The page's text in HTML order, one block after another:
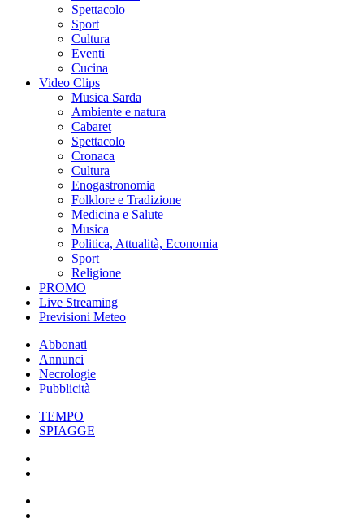
Spettacolo
Sport
Cultura
Eventi
Cucina
Video Clips
Musica Sarda
Ambiente e natura
Cabaret
Spettacolo
Cronaca
Cultura
Enogastronomia
Folklore e Tradizione
Medicina e Salute
Musica
Politica, Attualità, Economia
Sport
Religione
PROMO
Live Streaming
Previsioni Meteo
Abbonati
Annunci
Necrologie
Pubblicità
TEMPO
SPIAGGE